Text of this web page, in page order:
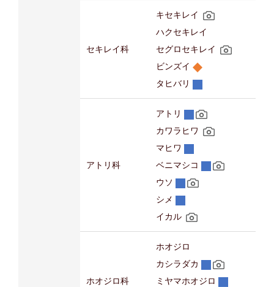
セキレイ科
キセキレイ
ハクセキレイ
セグロセキレイ
ビンズイ
タヒバリ
アトリ科
アトリ
カワラヒワ
マヒワ
ベニマシコ
ウソ
シメ
イカル
ホオジロ科
ホオジロ
カシラダカ
ミヤマホオジロ